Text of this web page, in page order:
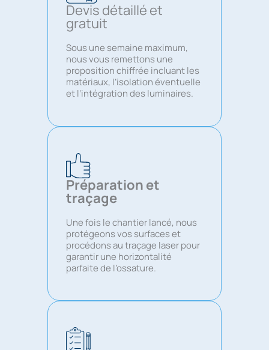
Devis détaillé et
gratuit
Sous une semaine maximum,
nous vous remettons une
proposition chiffrée incluant les
matériaux, l’isolation éventuelle
et l’intégration des luminaires.
Préparation et
traçage
Une fois le chantier lancé, nous
protégeons vos surfaces et
procédons au traçage laser pour
garantir une horizontalité
parfaite de l’ossature.